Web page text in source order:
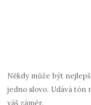
Někdy může být
jedno slovo. Udává tón
váš záměr.